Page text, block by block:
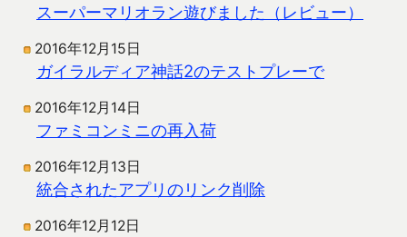
スーパーマリオラン遊びました（レビュー）
2016年12月15日
ガイラルディア神話2のテストプレーで
2016年12月14日
ファミコンミニの再入荷
2016年12月13日
統合されたアプリのリンク削除
2016年12月12日